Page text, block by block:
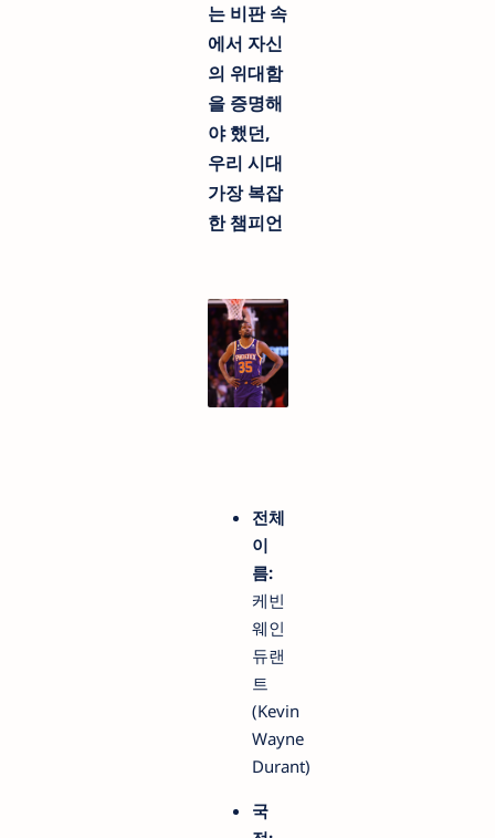
는 비판 속
에서 자신
의 위대함
을 증명해
야 했던,
우리 시대
가장 복잡
한 챔피언
전체
이
름:
케빈
웨인
듀랜
트
(Kevin
Wayne
Durant)
국